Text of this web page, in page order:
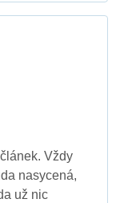
Vždy
nasycená,
už nic